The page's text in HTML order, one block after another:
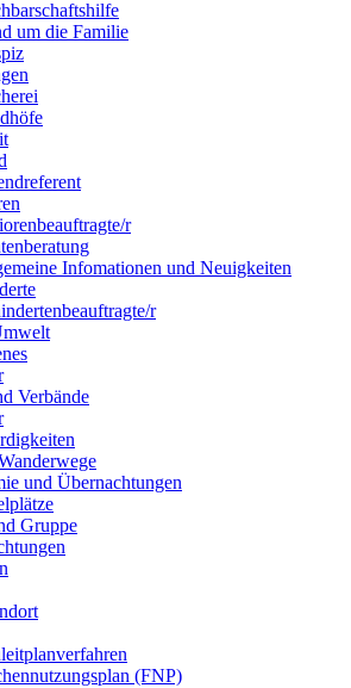
um die Familie
r
Infomationen und Neuigkeiten
r
Verbände
und Übernachtungen
Gruppe
(FNP)